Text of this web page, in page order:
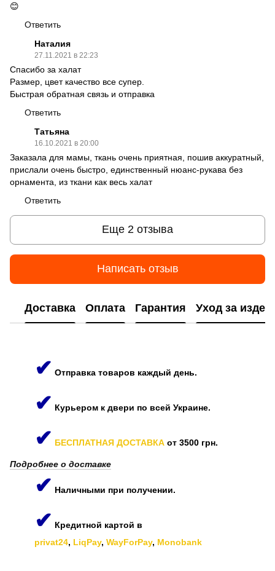
😊
Ответить
Наталия
27.11.2021 в 22:23
Спасибо за халат
Размер, цвет качество все супер.
Быстрая обратная связь и отправка
Ответить
Татьяна
16.10.2021 в 20:00
Заказала для мамы, ткань очень приятная, пошив аккуратный,
прислали очень быстро, единственный нюанс-рукава без
орнамента, из ткани как весь халат
Ответить
Еще 2 отзыва
Написать отзыв
Доставка Оплата Гарантия Уход за
✔ Отправка товаров каждый день.
✔ Курьером к двери по всей Украине.
✔ БЕСПЛАТНАЯ ДОСТАВКА от 3500 грн.
Подробнее о доставке
✔ Наличными при получении.
✔ Кредитной картой в
privat24, LiqPay, WayForPay, Monobank